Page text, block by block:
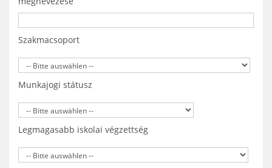
Szakmacsoport
Munkajogi státusz
Legmagasabb iskolai végzettség